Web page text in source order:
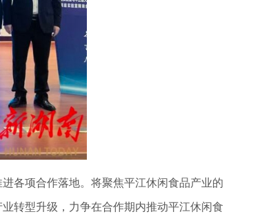
各项合作落地。将聚焦平江休闲食品产业的
转型升级，力争在合作期内推动平江休闲食